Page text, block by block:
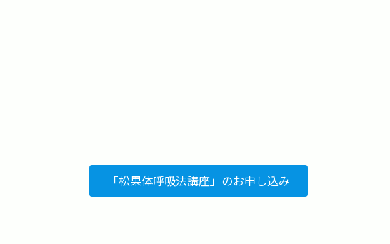
「松果体呼吸法講座」のお申し込み